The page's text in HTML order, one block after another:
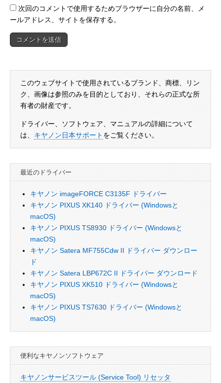
次回のコメントで使用するためブラウザーに自分の名前、メ
ールアドレス、サイトを保存する。
このウェブサイトで使用されているブランド、商標、リン
ク、画像は参照のみを目的としており、それらの正式な所
有者の財産です。
ドライバー、ソフトウェア、マニュアルの詳細について
は、 キヤノン日本サポート をご覧ください。
最近のドライバー
キヤノン imageFORCE C3135F ドライバー
キヤノン PIXUS XK140 ドライバー (Windowsと
macOS)
キヤノン PIXUS TS8930 ドライバー (Windowsと
macOS)
キヤノン Satera MF755Cdw II ドライバー ダウンロー
ド
キヤノン Satera LBP672C II ドライバー ダウンロード
キヤノン PIXUS XK510 ドライバー (Windowsと
macOS)
キヤノン PIXUS TS7630 ドライバー (Windowsと
macOS)
便利なキヤノンソフトウェア
キヤノンサービスツール (Service Tool) リセッタ